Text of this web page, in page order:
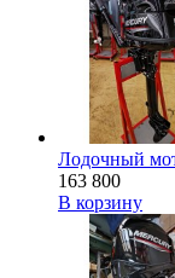
Лодочный
163 800
В корзину